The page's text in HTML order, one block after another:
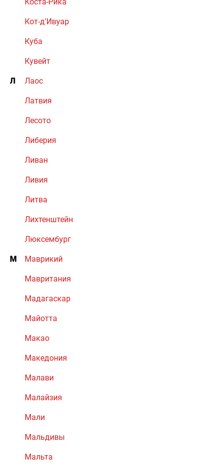
Кот-д'Ивуар
Куба
Кувейт
Л Лаос
Латвия
Лесото
Либерия
Ливан
Ливия
Литва
Лихтенштейн
Люксембург
М Маврикий
Мавритания
Мадагаскар
Майотта
Макао
Македония
Малави
Малайзия
Мали
Мальдивы
Мальта